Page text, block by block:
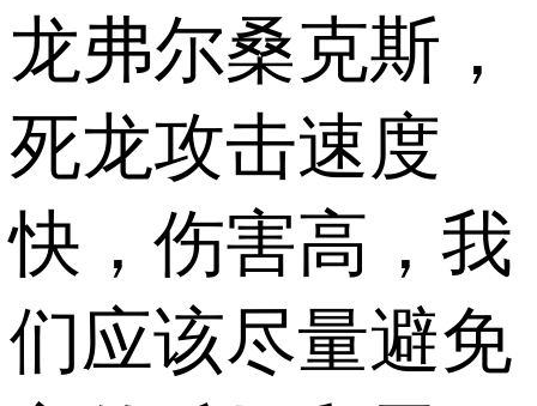
龙弗尔桑克斯，
死龙攻击速度
快，伤害高，我
们应该尽量避免